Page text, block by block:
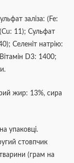
заліза: (Fe:
11); Сульфат
Селеніт натрію:
D3: 1400;
жир: 13%, сира
упаковці.
стовпчик
(грам на